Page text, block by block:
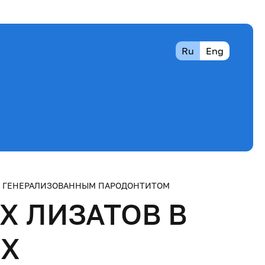
Ru Eng
ПАРОДОНТИТОМ
ЛИЗАТОВ В